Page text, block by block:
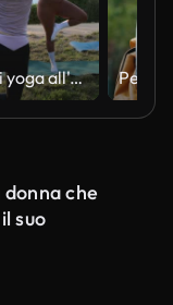
Lezione di yoga all'aperto Vrksasana posa
che
suo